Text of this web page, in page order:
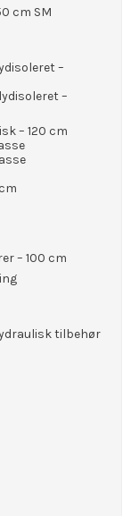
cm SM
–
–
– 120 cm
– 100 cm
tilbehør